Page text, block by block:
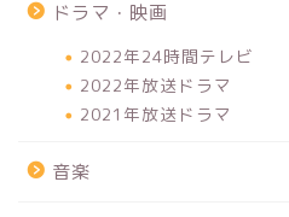
ドラマ・映画
2022年24時間テレビ
2022年放送ドラマ
2021年放送ドラマ
音楽